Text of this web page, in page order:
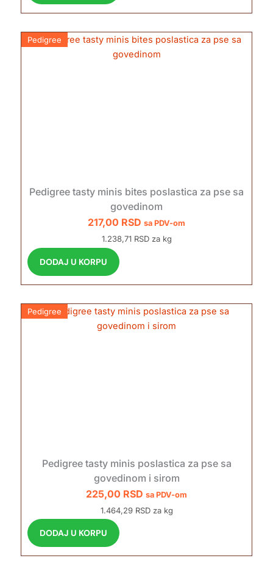
Pedigree
Pedigree tasty minis bites poslastica za pse sa
govedinom
217,00 RSD sa PDV-om
1.238,71 RSD za kg
DODAJ U KORPU
Pedigree
Pedigree tasty minis poslastica za pse sa
govedinom i sirom
225,00 RSD sa PDV-om
1.464,29 RSD za kg
DODAJ U KORPU